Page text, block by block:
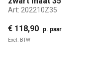
Art: 202210Z35
€ 118,90 p. paar
Excl. BTW